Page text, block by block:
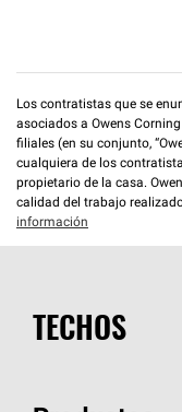
Los contratistas que se
asociados a Owens
filiales (en su conjunto,
cualquiera de los
propietario de la casa.
calidad del trabajo
información
TECHOS